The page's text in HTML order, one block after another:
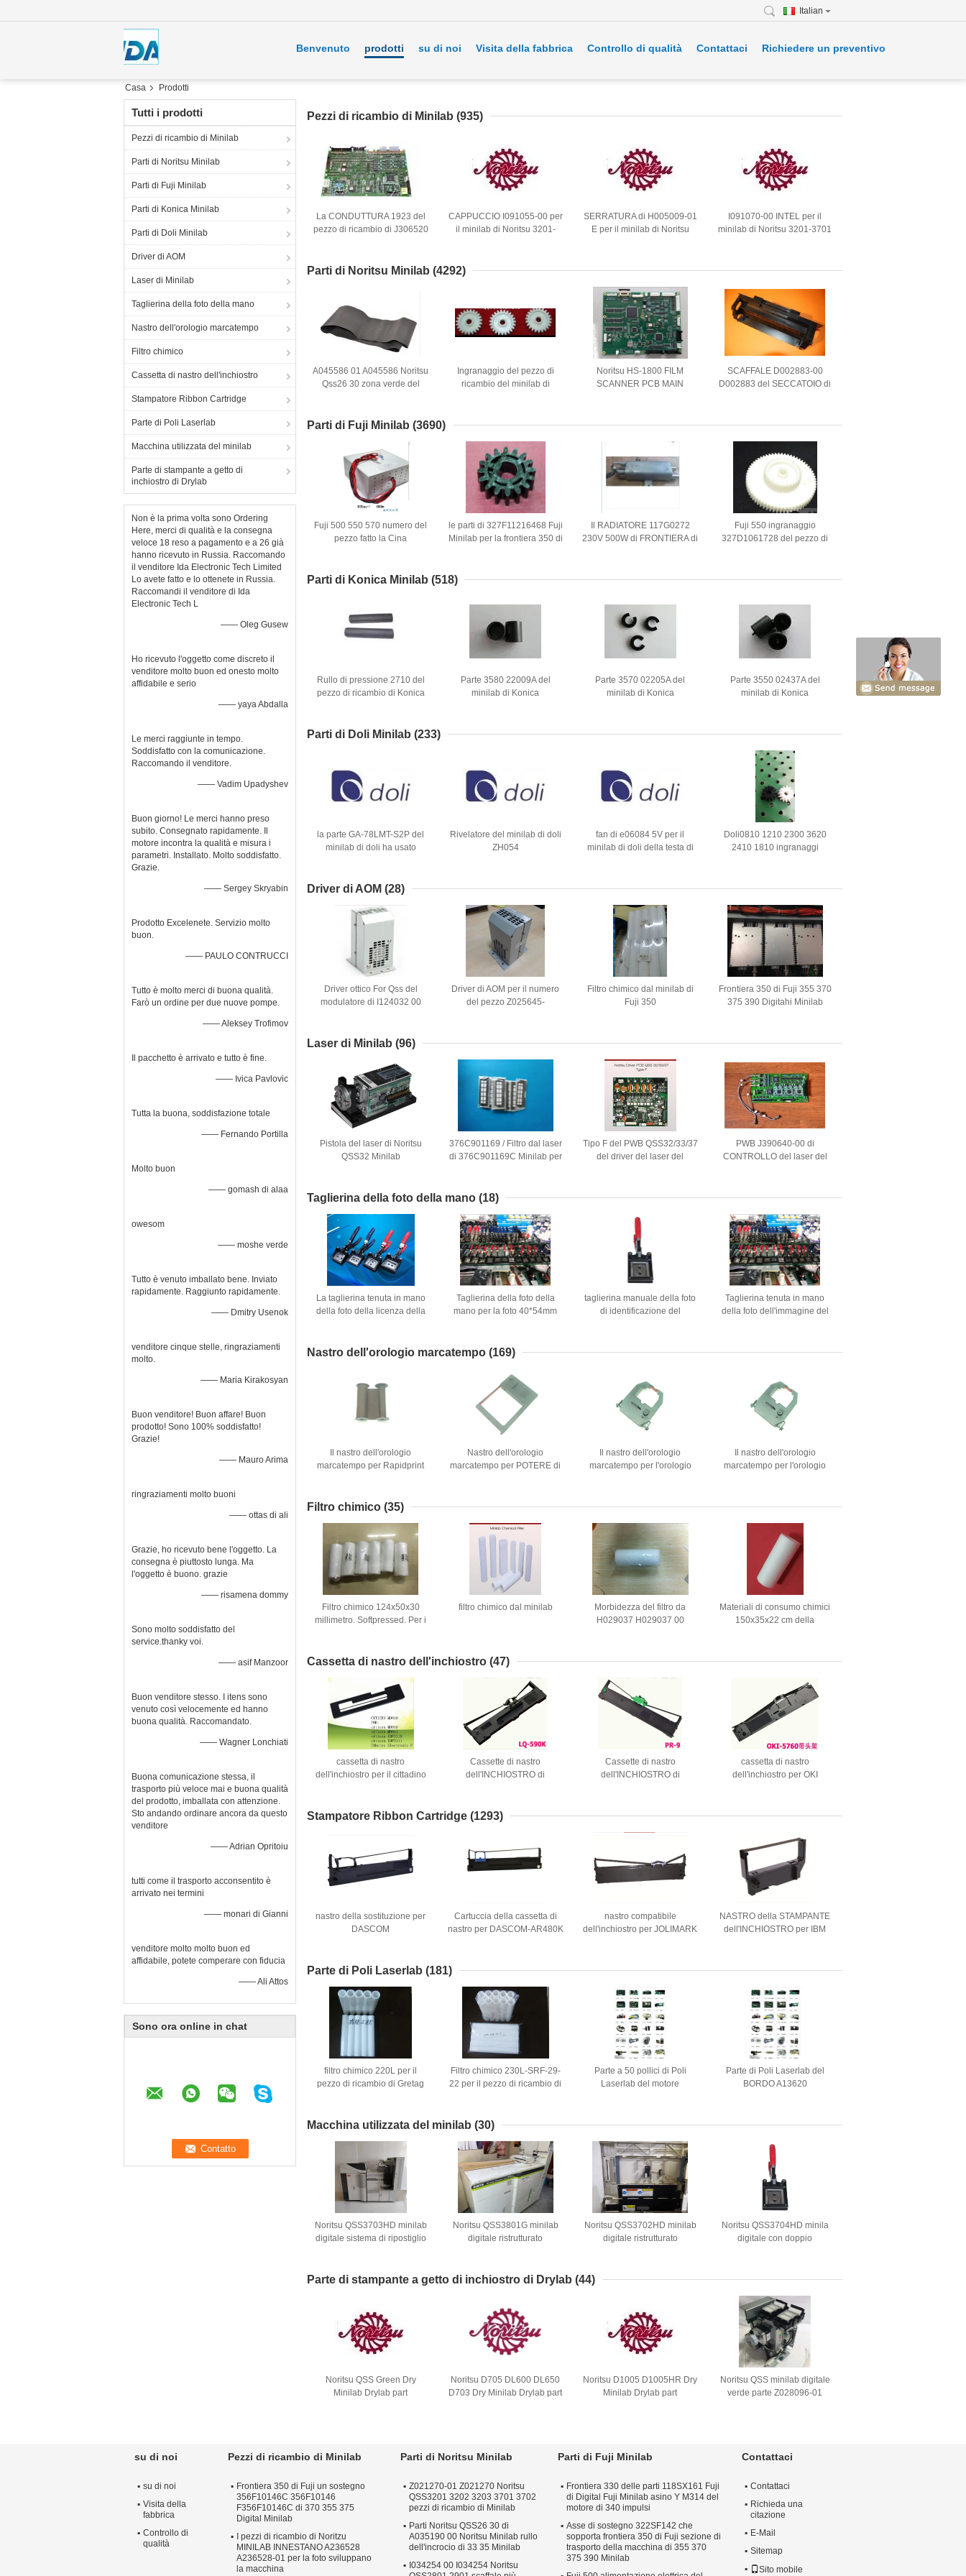
Italian
Benvenuto prodotti su di noi Visita della fabbrica Controllo di qualità Contattaci Richiedere un preventivo
Casa Prodotti
Tutti i prodotti
Pezzi di ricambio di Minilab
Parti di Noritsu Minilab
Parti di Fuji Minilab
Parti di Konica Minilab
Parti di Doli Minilab
Driver di AOM
Laser di Minilab
Taglierina della foto della mano
Nastro dell'orologio marcatempo
Filtro chimico
Cassetta di nastro dell'inchiostro
Stampatore Ribbon Cartridge
Parte di Poli Laserlab
Macchina utilizzata del minilab
Parte di stampante a getto di
inchiostro di Drylab
Non è la prima volta sono Ordering
Here, merci di qualità e la consegna
veloce 18 reso a pagamento e a 26 già
hanno ricevuto in Russia. Raccomando
il venditore Ida Electronic Tech Limited
Lo avete fatto e lo ottenete in Russia.
Raccomandi il venditore di Ida
Electronic Tech L
—— Oleg Gusew
Ho ricevuto l'oggetto come discreto il
venditore molto buon ed onesto molto
affidabile e serio
—— yaya Abdalla
Le merci raggiunte in tempo.
Soddisfatto con la comunicazione.
Raccomando il venditore.
—— Vadim Upadyshev
Buon giorno! Le merci hanno preso
subito. Consegnato rapidamente. Il
motore incontra la qualità e misura i
parametri. Installato. Molto soddisfatto.
Grazie.
—— Sergey Skryabin
Prodotto Excelenete. Servizio molto
buon.
—— PAULO CONTRUCCI
Tutto è molto merci di buona qualità.
Farò un ordine per due nuove pompe.
—— Aleksey Trofimov
Il pacchetto è arrivato e tutto è fine.
—— Ivica Pavlovic
Tutta la buona, soddisfazione totale
—— Fernando Portilla
Molto buon
—— gomash di alaa
owesom
—— moshe verde
Tutto è venuto imballato bene. Inviato
rapidamente. Raggiunto rapidamente.
—— Dmitry Usenok
venditore cinque stelle, ringraziamenti
molto.
—— Maria Kirakosyan
Buon venditore! Buon affare! Buon
prodotto! Sono 100% soddisfatto!
Grazie!
—— Mauro Arima
ringraziamenti molto buoni
—— ottas di ali
Grazie, ho ricevuto bene l'oggetto. La
consegna è piuttosto lunga. Ma
l'oggetto è buono. grazie
—— risamena dommy
Sono molto soddisfatto del
service.thanky voi.
—— asif Manzoor
Buon venditore stesso. I itens sono
venuto così velocemente ed hanno
buona qualità. Raccomandato.
—— Wagner Lonchiati
Buona comunicazione stessa, il
trasporto più veloce mai e buona qualità
del prodotto, imballata con attenzione.
Sto andando ordinare ancora da questo
venditore
—— Adrian Opritoiu
tutti come il trasporto acconsentito è
arrivato nei termini
—— monari di Gianni
venditore molto molto buon ed
affidabile, potete comperare con fiducia
—— Ali Attos
Sono ora online in chat
Pezzi di ricambio di Minilab (935)
La CONDUTTURA 1923 del
pezzo di ricambio di J306520
STAMPANTE del PWB
CAPPUCCIO I091055-00 per
il minilab di Noritsu 3201-
SERRATURA di H005009-01
E per il minilab di Noritsu
I091070-00 INTEL per il
minilab di Noritsu 3201-3701
Parti di Noritsu Minilab (4292)
A045586 01 A045586 Noritsu
Qss26 30 zona verde del
Ingranaggio del pezzo di
ricambio del minilab di
Noritsu HS-1800 FILM
SCANNER PCB MAIN
SCAFFALE D002883-00
D002883 del SECCATOIO di
Parti di Fuji Minilab (3690)
Fuji 500 550 570 numero del
pezzo fatto la Cina
dell'alimentazione elettrica di
le parti di 327F11216468 Fuji
Minilab per la frontiera 350 di
Il RADIATORE 117G0272
230V 500W di FRONTIERA di
utilizzato
Fuji 550 ingranaggio
327D1061728 del pezzo di
Parti di Konica Minilab (518)
Rullo di pressione 2710 del
pezzo di ricambio di Konica
Parte 3580 22009A del
minilab di Konica
Parte 3570 02205A del
minilab di Konica
Parte 3550 02437A del
minilab di Konica
Parti di Doli Minilab (233)
la parte GA-78LMT-S2P del
minilab di doli ha usato
Rivelatore del minilab di doli
ZH054
fan di e06084 5V per il
minilab di doli della testa di
Doli0810 1210 2300 3620
2410 1810 ingranaggi
Driver di AOM (28)
Driver ottico For Qss del
modulatore di I124032 00
Driver di AOM per il numero
del pezzo Z025645-
qss3001, 3011, 31, 32 o 33
Filtro chimico dal minilab di
Fuji 350
Frontiera 350 di Fuji 355 370
375 390 Digitahi Minilab
Laser di Minilab (96)
Pistola del laser di Noritsu
QSS32 Minilab
376C901169 / Filtro dal laser
di 376C901169C Minilab per
Tipo F del PWB QSS32/33/37
del driver del laser del
PWB J390640-00 di
CONTROLLO del laser del
Taglierina della foto della mano (18)
La taglierina tenuta in mano
della foto della licenza della
personalizzato 40*60mm
Taglierina della foto della
mano per la foto 40*54mm
taglierina manuale della foto
di identificazione del
Taglierina tenuta in mano
della foto dell'immagine del
30*40mm
Nastro dell'orologio marcatempo (169)
Il nastro dell'orologio
marcatempo per Rapidprint
ANNERISCE l'orologio
1096-0 migliore
Nastro dell'orologio
marcatempo per POTERE di
2000S QR-2000AQR-52 QR-
Il nastro dell'orologio
marcatempo per l'orologio
ET6000 ET6100 ET6200
Il nastro dell'orologio
marcatempo per l'orologio
è migliorato
Filtro chimico (35)
Filtro chimico 124x50x30
millimetro. Softpressed. Per i
filtro chimico dal minilab
Morbidezza del filtro da
H029037 H029037 00
Materiali di consumo chimici
150x35x22 cm della
Cassetta di nastro dell'inchiostro (47)
cassetta di nastro
dell'inchiostro per il cittadino
KTD1101 MD911 IDP3110
Cassette di nastro
dell'INCHIOSTRO di
SO15337/LQ595K/LQ890K
Cassette di nastro
dell'INCHIOSTRO di
cassetta di nastro
dell'inchiostro per OKI
Stampatore Ribbon Cartridge (1293)
nastro della sostituzione per
DASCOM
/DS50
Cartuccia della cassetta di
nastro per DASCOM-AR480K
nastro compatibile
dell'inchiostro per JOLIMARK
NASTRO della STAMPANTE
dell'INCHIOSTRO per IBM
Parte di Poli Laserlab (181)
filtro chimico 220L per il
pezzo di ricambio di Gretag
Filtro chimico 230L-SRF-29-
22 per il pezzo di ricambio di
Parte a 50 pollici di Poli
Laserlab del motore
Parte di Poli Laserlab del
BORDO A13620
Macchina utilizzata del minilab (30)
Noritsu QSS3703HD minilab
digitale sistema di ripostiglio
Noritsu QSS3801G minilab
digitale ristrutturato
Noritsu QSS3702HD minilab
digitale ristrutturato
Noritsu QSS3704HD minila
digitale con doppio
Parte di stampante a getto di inchiostro di Drylab (44)
Noritsu QSS Green Dry
Minilab Drylab part
Noritsu D705 DL600 DL650
D703 Dry Minilab Drylab part
Noritsu D1005 D1005HR Dry
Minilab Drylab part
Noritsu QSS minilab digitale
verde parte Z028096-01
su di noi
su di noi
Visita della
fabbrica
Controllo di
qualità
Pezzi di ricambio di Minilab
Frontiera 350 di Fuji un sostegno
356F10146C 356F10146
F356F10146C di 370 355 375
Digital Minilab
I pezzi di ricambio di Noritzu
MINILAB INNESTANO A236528
A236528-01 per la foto sviluppano
la macchina
Parti di Noritsu Minilab
Z021270-01 Z021270 Noritsu
QSS3201 3202 3203 3701 3702
pezzi di ricambio di Minilab
Parti Noritsu QSS26 30 di
A035190 00 Noritsu Minilab rullo
dell'incrocio di 33 35 Minilab
I034254 00 I034254 Noritsu
Parti di Fuji Minilab
Frontiera 330 delle parti 118SX161 Fuji
di Digital Fuji Minilab asino Y M314 del
motore di 340 impulsi
Asse di sostegno 322SF142 che
sopporta frontiera 350 di Fuji sezione di
trasporto della macchina di 355 370
375 390 Minilab
Contattaci
Contattaci
Richieda una
citazione
E-Mail
Sitemap
Sito mobile